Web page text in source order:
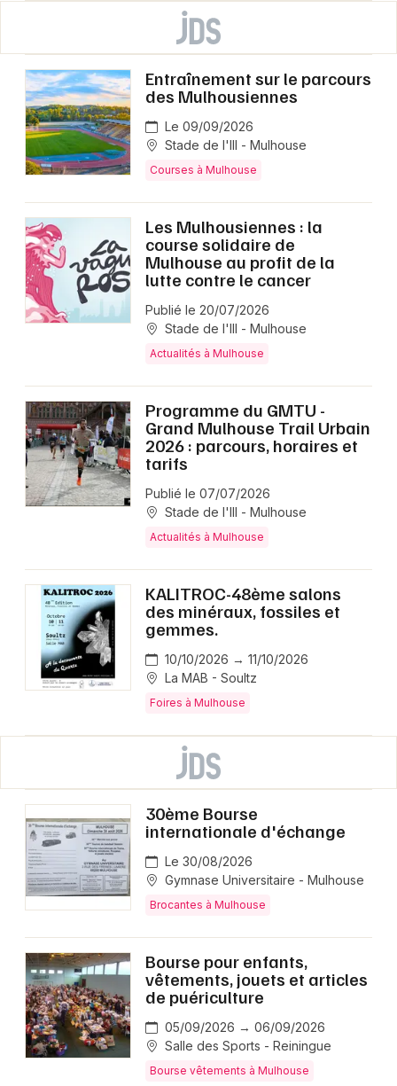
Entraînement sur le parcours
des Mulhousiennes
Le 09/09/2026
Stade de l'Ill - Mulhouse
Courses à Mulhouse
Les Mulhousiennes : la
course solidaire de
Mulhouse au profit de la
lutte contre le cancer
Publié le 20/07/2026
Stade de l'Ill - Mulhouse
Actualités à Mulhouse
Programme du GMTU -
Grand Mulhouse Trail Urbain
2026 : parcours, horaires et
tarifs
Publié le 07/07/2026
Stade de l'Ill - Mulhouse
Actualités à Mulhouse
KALITROC-48ème salons
des minéraux, fossiles et
gemmes.
10/10/2026 → 11/10/2026
La MAB - Soultz
Foires à Mulhouse
30ème Bourse
internationale d'échange
Le 30/08/2026
Gymnase Universitaire - Mulhouse
Brocantes à Mulhouse
Bourse pour enfants,
vêtements, jouets et articles
de puériculture
05/09/2026 → 06/09/2026
Salle des Sports - Reiningue
Bourse vêtements à Mulhouse